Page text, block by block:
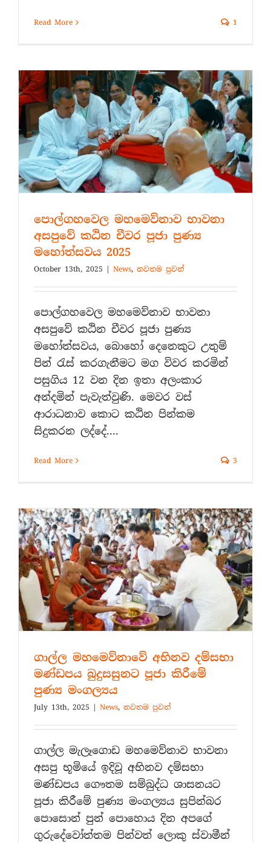
Read More 1
පොල්ගහවෙල මහමෙව්නාව භාවනා
අසපුවේ කඨින චීවර පූජා පුණ්‍ය
මහෝත්සවය 2025
October 13th, 2025 | News, නවතම පුවත්
පොල්ගහවෙල මහමෙව්නාව භාවනා
අසපුවේ කඨින චීවර පූජා පුණ්‍ය
මහෝත්සවය, බොහෝ දෙනෙකුට උතුම්
පින් රැස් කරගැනීමට මග විවර කරමින්
පසුගිය 12 වන දින ඉතා අලංකාර
අන්දමින් පැවැත්වුණි. මෙවර වස්
ආරාධනාව කොට කඨින පින්කම
සිදුකරන ලද්දේ....
Read More 3
ගාල්ල මහමෙව්නාවේ අභිනව දම්සභා
මණ්ඩපය බුදුසසුනට පූජා කිරීමේ
පුණ්‍ය මංගල්‍යය
July 13th, 2025 | News, නවතම පුවත්
ගාල්ල මැලෑගොඩ මහමෙව්නාව භාවනා
අසපු භූමියේ ඉදිවූ අභිනව දම්සභා
මණ්ඩපය ගෞතම සම්බුද්ධ ශාසනයට
පූජා කිරීමේ පුණ්‍ය මංගල්‍යය සුපින්බර
පොසොන් පුන් පොහොය දින අපගේ
ගුරුදේවෝත්තම පින්වත් ලොකු ස්වාමීන්